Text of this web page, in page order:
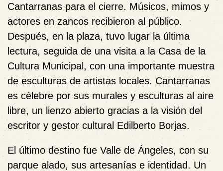
Cantarranas para el cierre. Músicos, mimos y
actores en zancos recibieron al público.
Después, en la plaza, tuvo lugar la última
lectura, seguida de una visita a la Casa de la
Cultura Municipal, con una importante muestra
de esculturas de artistas locales. Cantarranas
es célebre por sus murales y esculturas al aire
libre, un lienzo abierto gracias a la visión del
escritor y gestor cultural Edilberto Borjas.
El último destino fue Valle de Ángeles, con su
parque alado, sus artesanías e identidad. Un